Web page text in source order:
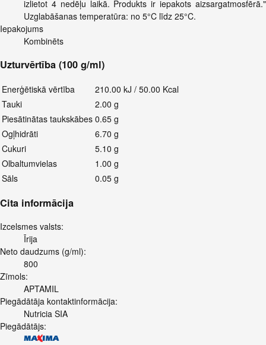
izlietot 4 nedēļu laikā. Produkts ir iepakots aizsargatmosfērā."
Uzglabāšanas temperatūra: no 5°C līdz 25°C.
Iepakojums
Kombinēts
Uzturvērtība (100 g/ml)
Enerģētiskā vērtība
210.00 kJ / 50.00 Kcal
Tauki
2.00 g
Piesātinātas taukskābes 0.65 g
Ogļhidrāti
6.70 g
Cukuri
5.10 g
Olbaltumvielas
1.00 g
Sāls
0.05 g
Cita informācija
Izcelsmes valsts:
Īrija
Neto daudzums (g/ml):
800
Zīmols:
APTAMIL
Piegādātāja kontaktinformācija:
Nutricia SIA
Piegādātājs: